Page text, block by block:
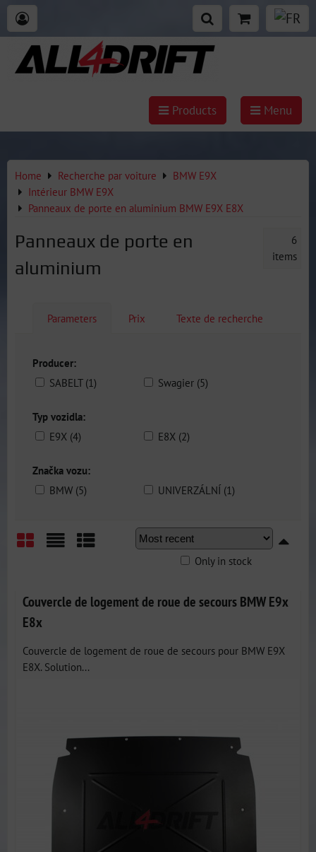
Products Menu
Home Recherche par voiture
BMW E9X
Intérieur BMW E9X
Panneaux de porte en aluminium BMW E9X E8X
Panneaux de porte en
aluminium
6
items
Parameters Prix Texte de recherche
Producer:
SABELT (1)
Swagier (5)
Typ vozidla:
E9X (4)
E8X (2)
Značka vozu:
BMW (5)
UNIVERZÁLNÍ (1)
Only in stock
Couvercle de logement de roue de secours BMW E9x
E8x
Couvercle de logement de roue de secours pour BMW E9X
E8X. Solution...